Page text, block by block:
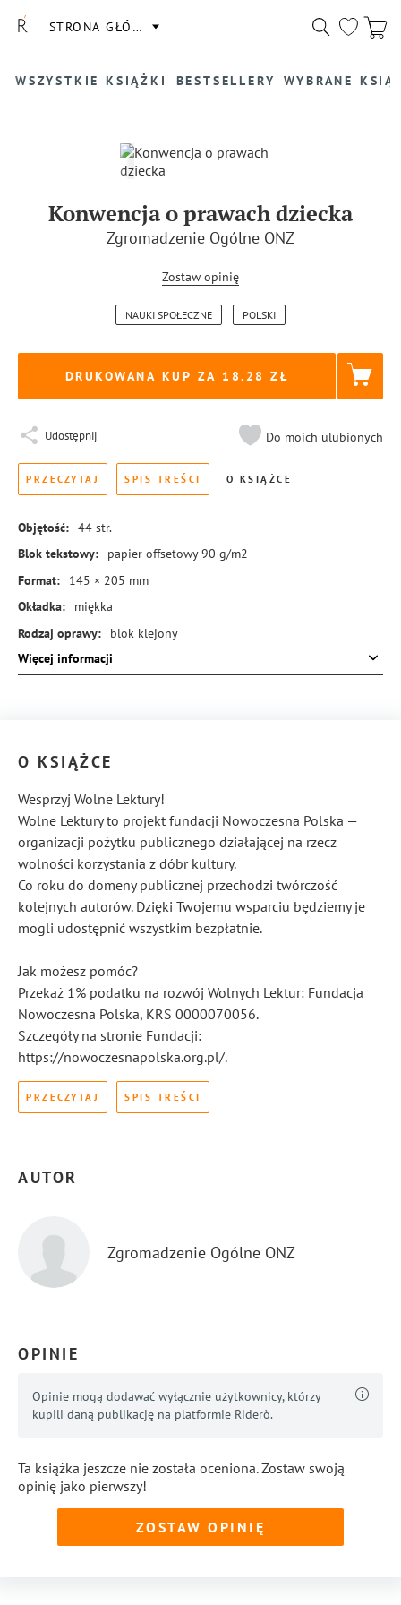
STRONA GŁÓWNA
WSZYSTKIE KSIĄŻKI BESTSELLERY WYBRANE
Konwencja o prawach dziecka
Zgromadzenie Ogólne ONZ
Zostaw opinię
NAUKI SPOŁECZNE POLSKI
DRUKOWANA KUP ZA 18.28
Udostępnij Do moich ulubionych
PRZECZYTAJ SPIS TREŚCI O KSIĄŻCE
Objętość: 44 str.
Blok tekstowy:
papier offsetowy 90 g/m2
Format:
145 × 205 mm
Okładka:
miękka
Rodzaj oprawy:
blok klejony
ISBN:
978-83-288-1082-2
Więcej informacji
O KSIĄŻCE
Wesprzyj Wolne Lektury!
Wolne Lektury to projekt fundacji Nowoczesna Polska —
organizacji pożytku publicznego działającej na rzecz
wolności korzystania z dóbr kultury.
Co roku do domeny publicznej przechodzi twórczość
kolejnych autorów. Dzięki Twojemu wsparciu będziemy je
mogli udostępnić wszystkim bezpłatnie.
Jak możesz pomóc?
Przekaż 1% podatku na rozwój Wolnych Lektur: Fundacja
Nowoczesna Polska, KRS 0000070056.
Szczegóły na stronie Fundacji:
https://nowoczesnapolska.org.pl/.
PRZECZYTAJ SPIS TREŚCI
AUTOR
Zgromadzenie Ogólne ONZ
OPINIE
Opinie mogą dodawać wyłącznie użytkownicy, którzy
kupili daną publikację na platformie Riderò.
Ta książka jeszcze nie została oceniona. Zostaw swoją
opinię jako pierwszy!
ZOSTAW OPINIĘ